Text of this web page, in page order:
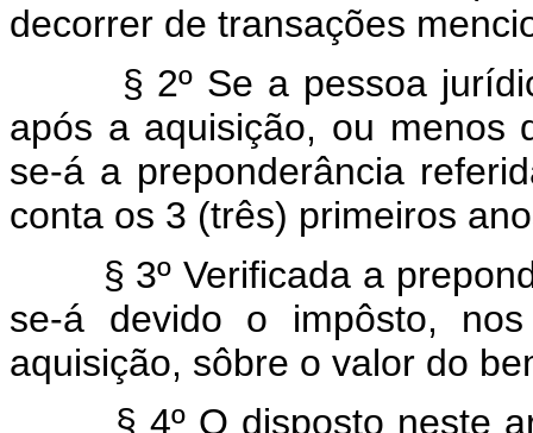
decorrer de transações
§ 2º Se a pessoa jurídica
após a aquisição, ou menos
se-á a preponderância
conta os 3 (três) primeiros
§ 3º Verificada a
se-á devido o impôsto,
aquisição, sôbre o valor do
§ 4º O disposto neste